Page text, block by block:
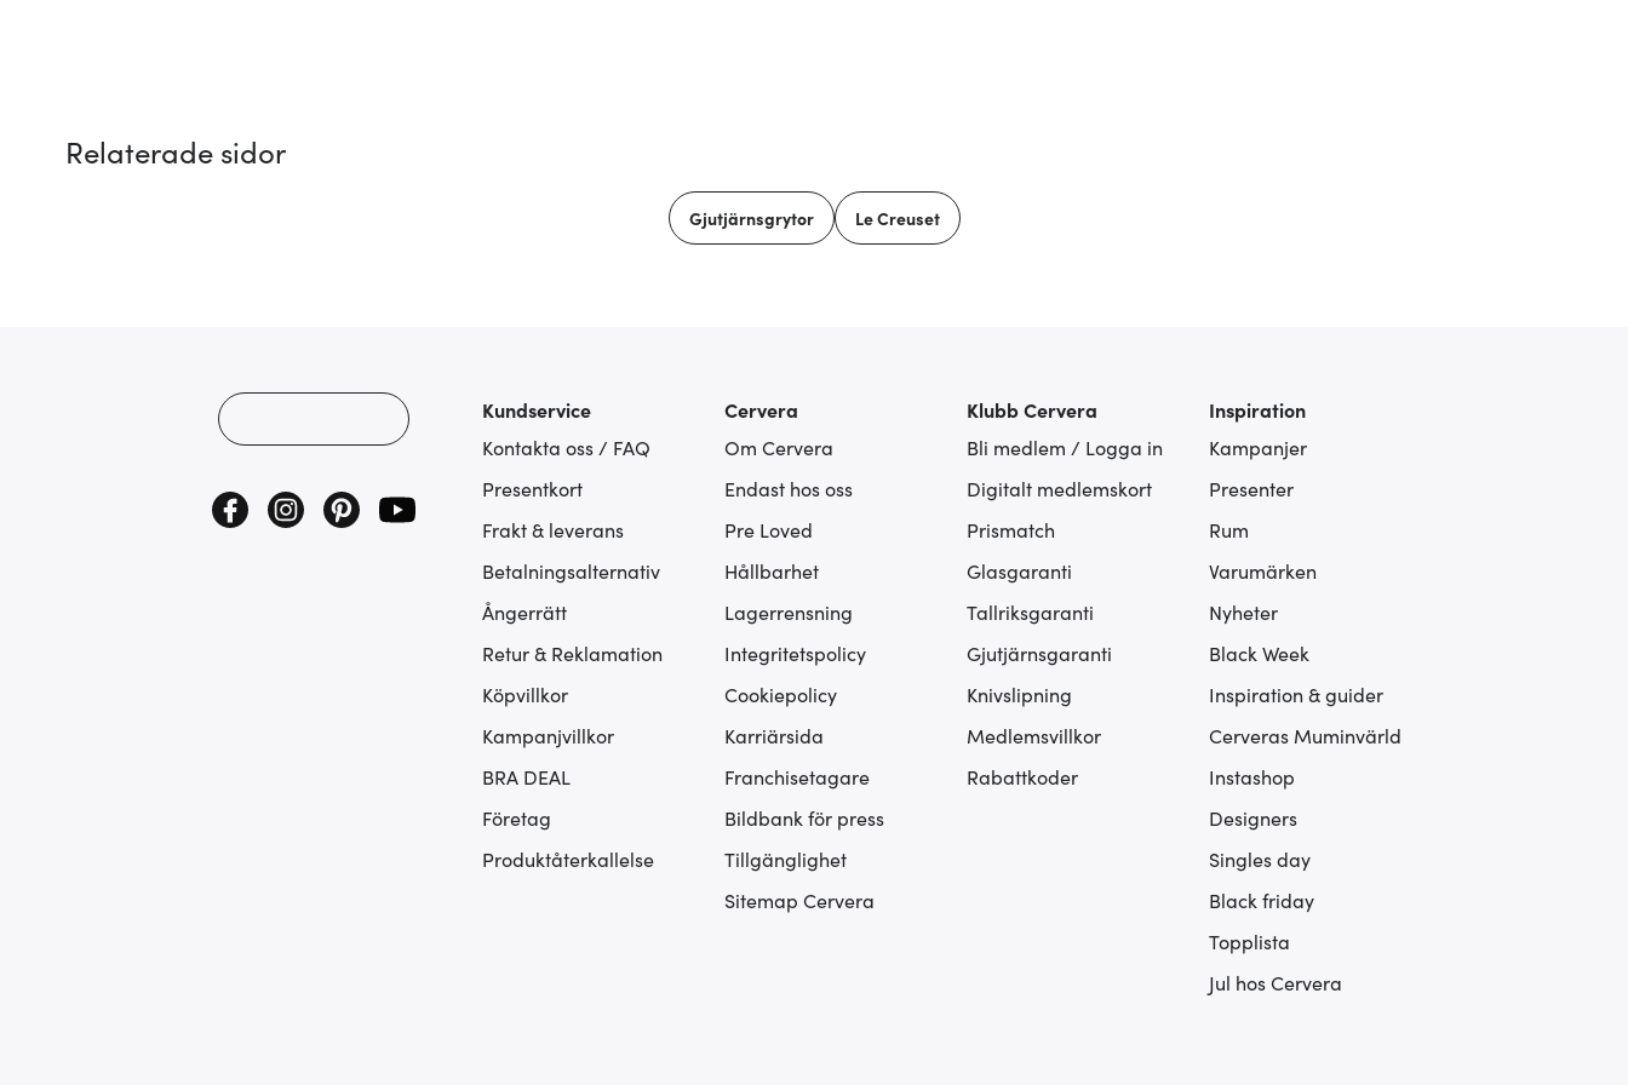
Relaterade sidor
Gjutjärnsgrytor Le Creuset
Kundservice
Kontakta oss / FAQ
Presentkort
Frakt & leverans
Betalningsalternativ
Ångerrätt
Retur & Reklamation
Köpvillkor
Kampanjvillkor
BRA DEAL
Företag
Produktåterkallelse
Cervera
Om Cervera
Endast hos oss
Pre Loved
Hållbarhet
Lagerrensning
Integritetspolicy
Cookiepolicy
Karriärsida
Franchisetagare
Bildbank för press
Tillgänglighet
Sitemap Cervera
Klubb Cervera
Bli medlem / Logga in
Digitalt medlemskort
Prismatch
Glasgaranti
Tallriksgaranti
Gjutjärnsgaranti
Knivslipning
Medlemsvillkor
Rabattkoder
Inspiration
Kampanjer
Presenter
Rum
Varumärken
Nyheter
Black Week
Inspiration & guider
Cerveras Muminvärld
Instashop
Designers
Singles day
Black friday
Topplista
Jul hos Cervera